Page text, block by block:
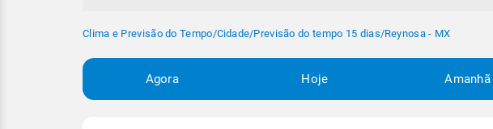
Clima e Previsão do Tempo/Cidade/Previsão do tempo 15 dias/Reynosa - MX
Agora Hoje Amanhã